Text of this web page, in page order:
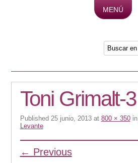
MENÚ
Toni Grimalt-3
Published 25 junio, 2013at 800 × 350in
Levante
← Previous